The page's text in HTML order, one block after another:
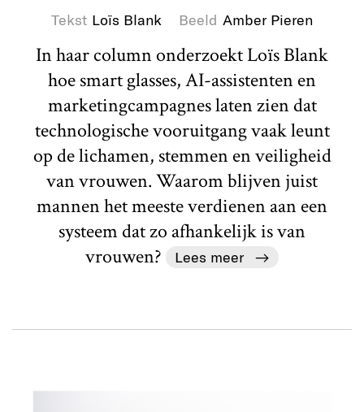
Tekst Loïs Blank Beeld Amber Pieren
In haar column onderzoekt Loïs Blank
hoe smart glasses, AI-assistenten en
marketingcampagnes laten zien dat
technologische vooruitgang vaak leunt
op de lichamen, stemmen en veiligheid
van vrouwen. Waarom blijven juist
mannen het meeste verdienen aan een
systeem dat zo afhankelijk is van
vrouwen?
Lees meer